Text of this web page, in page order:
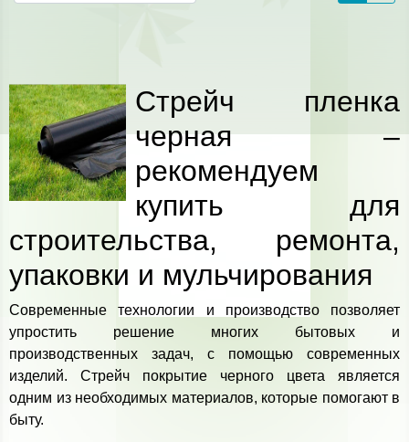
Стрейч пленка
черная –
рекомендуем
купить для
строительства, ремонта,
упаковки и мульчирования
Современные технологии и производство позволяет
упростить решение многих бытовых и
производственных задач, с помощью современных
изделий. Стрейч покрытие черного цвета является
одним из необходимых материалов, которые помогают в
быту.